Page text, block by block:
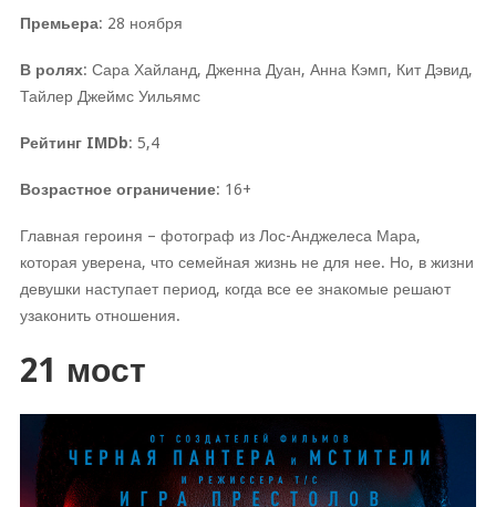
Премьера: 28 ноября
В ролях: Сара Хайланд, Дженна Дуан, Анна Кэмп, Кит Дэвид,
Тайлер Джеймс Уильямс
Рейтинг IMDb: 5,4
Возрастное ограничение: 16+
Главная героиня – фотограф из Лос-Анджелеса Мара,
которая уверена, что семейная жизнь не для нее. Но, в жизни
девушки наступает период, когда все ее знакомые решают
узаконить отношения.
21 мост